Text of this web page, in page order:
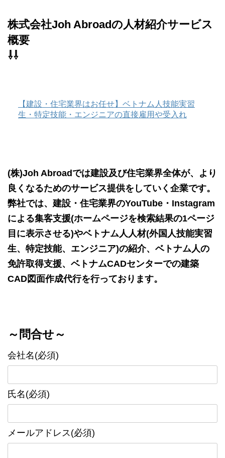
株式会社Joh Abroadの人材紹介サービス
概要
⇩⇩
【建設・住宅業界はお任せ】ベトナム人技能実習
生・特定技能・エンジニアの直接雇用や受入れ
(株)Joh Abroadでは建設及び住宅業界全体が、より
良くなるためのサービス提供をしていく企業です。
弊社では、建設・住宅業界のYouTube・Instagram
による集客支援(ホームページを検索結果の1ページ
目に表示させる)やベトナム人人材(外国人技能実習
生、特定技能、エンジニア)の紹介、ベトナム人の
免許取得支援、ベトナムCADセンターでの建築
CAD図面作成代行を行っております。
～問合せ～
会社名(必須)
氏名(必須)
メールアドレス(必須)